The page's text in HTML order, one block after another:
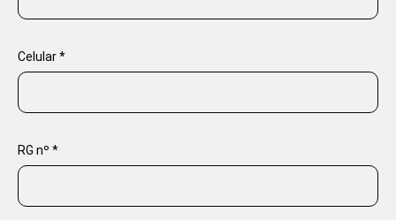
Celular *
RG nº *